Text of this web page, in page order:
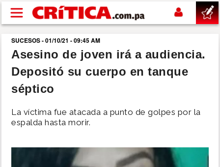
Pasar al contenido principal
buscar
SUCESOS
POLÍTICA
SUCESOS - 01/10/21 - 09:45 AM
Asesino de joven irá a audiencia.
Depositó su cuerpo en tanque
séptico
La víctima fue atacada a punto de golpes por la
espalda hasta morir.